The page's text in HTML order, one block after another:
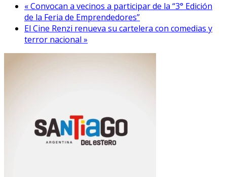
« Convocan a vecinos a participar de la “3° Edición
de la Feria de Emprendedores”
El Cine Renzi renueva su cartelera con comedias y
terror nacional »